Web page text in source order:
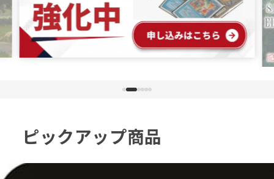
ピックアップ商品